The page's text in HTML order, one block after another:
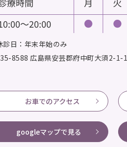
日：年末年始のみ
8588 広島県安芸郡府中町大須2-1-1
お車でのアクセス
googleマップで見る